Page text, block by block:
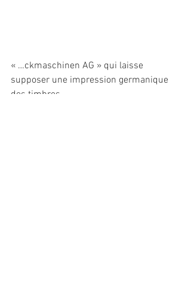
« …ckmaschinen AG » qui laisse
supposer une impression germanique
des timbres.